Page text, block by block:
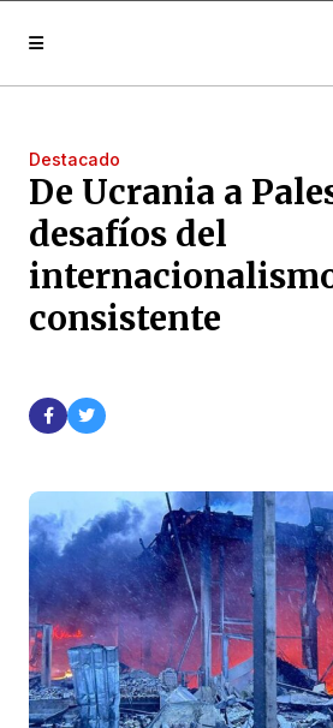
Destacado
De Ucrania a
desafíos del
consistente